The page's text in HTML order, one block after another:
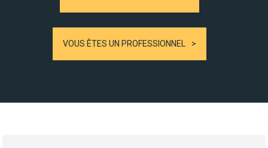
VOUS ÊTES UN PROFESSIONNEL